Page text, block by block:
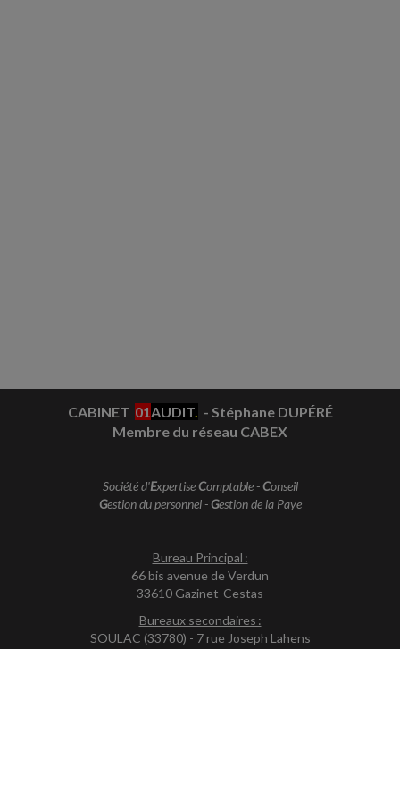
CABINET 01AUDIT. - Stéphane DUPÉRÉ
Membre du réseau CABEX
Société d'ExpertiseComptable -Conseil
Gestion du personnel -Gestion de la Paye
Bureau Principal :
66 bis avenue de Verdun
33610 Gazinet-Cestas
Bureaux secondaires :
SOULAC (33780) - 7 rue Joseph Lahens